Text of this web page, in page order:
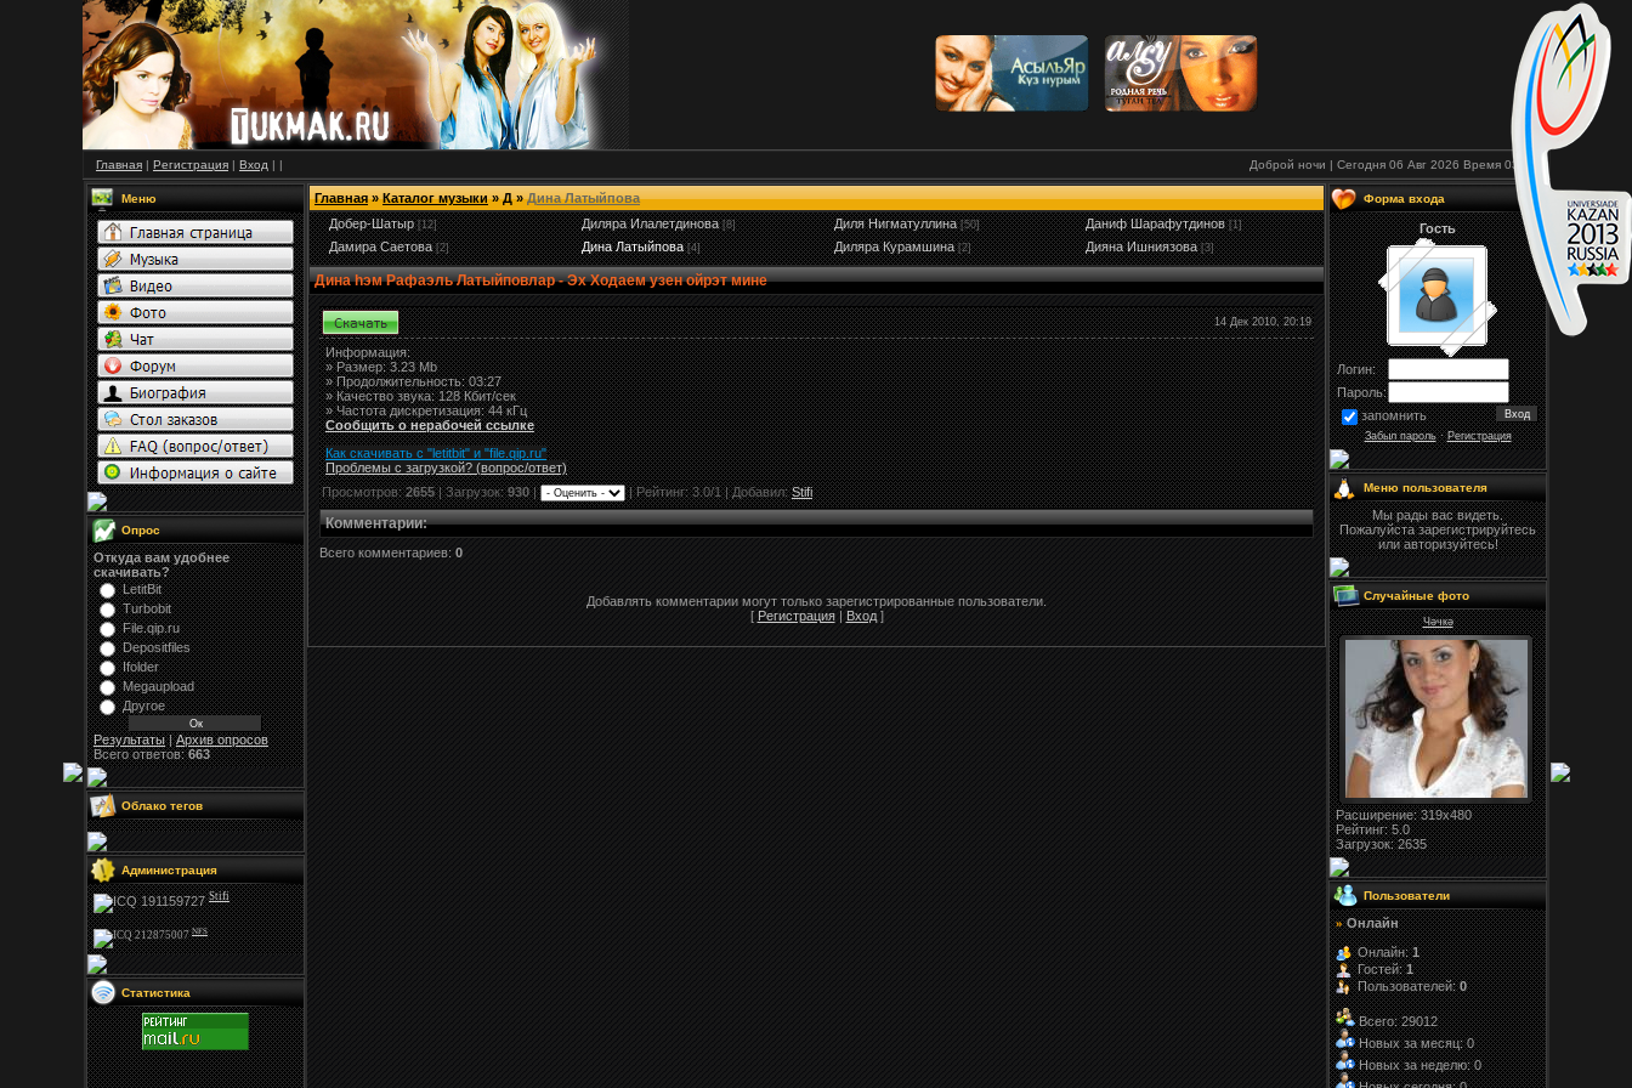
Главная | Регистрация | Вход | | Доброй ночи | Сегодня 06 Авг 2026 Время 03:15
Меню
Опрос
Откуда вам удобнее
скачивать?
LetitBit
Turbobit
File.qip.ru
Depositfiles
Ifolder
Megaupload
Другое
Результаты|Архив опросов
Всего ответов:663
Облако тегов
Администрация
Stifi
NFS
Статистика
Главная»Каталог музыки»Д» Дина Латыйпова
Добер-Шатыр [12] Диляра Илалетдинова [8] Диля Нигматуллина [50] Даниф Шарафутдинов [1]
Дамира Саетова [2] Дина Латыйпова [4] Диляра Курамшина [2] Дияна Ишниязова [3]
Дина hэм Рафаэль Латыйповлар - Эх Ходаем узен ойрэт мине
14 Дек 2010, 20:19
Информация:
»Размер:3.23 Mb
» Продолжительность: 03:27
» Качество звука: 128 Кбит/сек
» Частота дискретизация: 44 кГц
Сообщить о нерабочей ссылке
Как скачивать с "letitbit" и "file.qip.ru"
Проблемы с загрузкой? (вопрос/ответ)
Просмотров:2655| Загрузок:930| |Рейтинг:3.0/1 | Добавил:Stifi
Комментарии:
Всего комментариев: 0
Добавлять комментарии могут только зарегистрированные пользователи.
[ Регистрация| Вход]
Форма входа
Гость
Логин:
Пароль:
запомнить
Забыл пароль·Регистрация
Меню пользователя
Мы рады вас видеть.
Пожалуйста зарегистрируйтесь
или авторизуйтесь!
Случайные фото
Чәчкә
Расширение: 319x480
Рейтинг:5.0
Загрузок: 2635
Пользователи
» Онлайн
Онлайн:1
Гостей:1
Пользователей:0
Всего: 29012
Новых за месяц: 0
Новых за неделю: 0